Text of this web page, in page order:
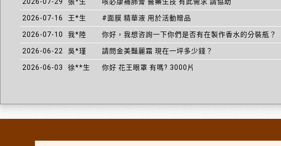
2026-07-16 王*生 #面膜 精華液 用於活動贈品
2026-07-10 我*陸 你好，我想咨詢一下你們是否有在製作香水的分裝瓶？
2026-06-22 吳*瑾 請問金美豔麗霜 現在一坪多少錢？
2026-06-03 徐**生 你好 花王眼罩 有嗎? 3000片